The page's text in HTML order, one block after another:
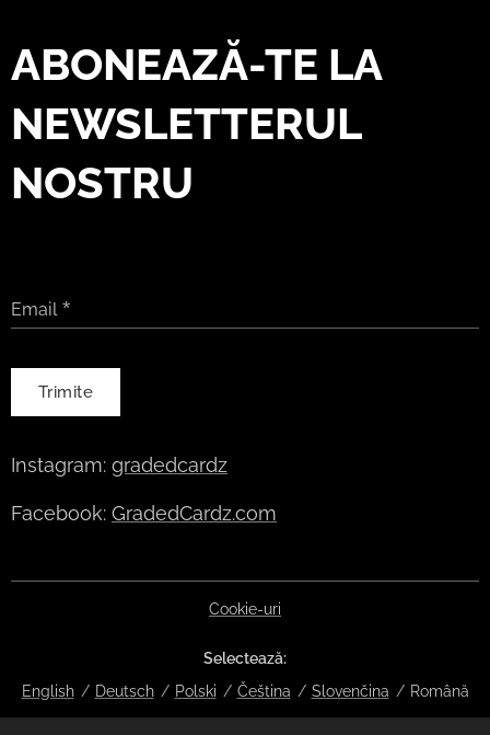
ABONEAZĂ-TE LA
NEWSLETTERUL
NOSTRU
Email
Trimite
Instagram: gradedcardz
Facebook: GradedCardz.com
Cookie-uri
Selectează
English
Deutsch Polski Čeština Slovenčina Română